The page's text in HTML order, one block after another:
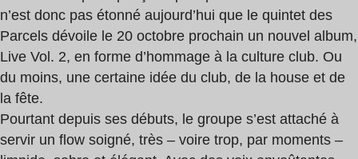
n’est donc pas étonné aujourd’hui que le quintet des
Parcels dévoile le 20 octobre prochain un nouvel album,
Live Vol. 2, en forme d’hommage à la culture club. Ou
du moins, une certaine idée du club, de la house et de
la fête.
Pourtant depuis ses débuts, le groupe s’est attaché à
servir un flow soigné, très – voire trop, par moments –